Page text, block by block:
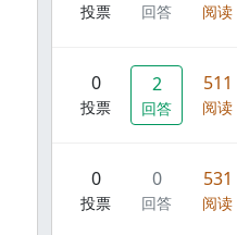
投票 回答 阅读
0
投票
2
回答
511
阅读
0
投票
0
回答
531
阅读